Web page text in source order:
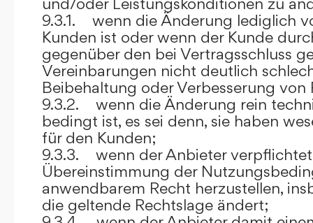
9.3.1. wenn die Änderung lediglich
Kunden ist oder wenn der Kunde
gegenüber den bei Vertragsschluss
Vereinbarungen nicht deutlich
Beibehaltung oder Verbesserung
9.3.2. wenn die Änderung rein
bedingt ist, es sei denn, sie haben
für den Kunden;
9.3.3. wenn der Anbieter verpflichtet
Übereinstimmung der
anwendbarem Recht herzustellen,
die geltende Rechtslage ändert;